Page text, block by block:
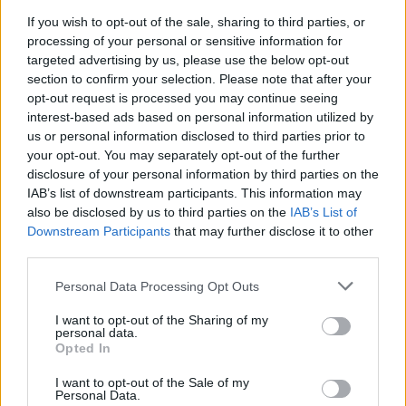
If you wish to opt-out of the sale, sharing to third parties, or
processing of your personal or sensitive information for
targeted advertising by us, please use the below opt-out
section to confirm your selection. Please note that after your
opt-out request is processed you may continue seeing
interest-based ads based on personal information utilized by
us or personal information disclosed to third parties prior to
your opt-out. You may separately opt-out of the further
disclosure of your personal information by third parties on the
IAB’s list of downstream participants. This information may
also be disclosed by us to third parties on the IAB’s List of
Downstream Participants that may further disclose it to other
Personal Data Processing Opt Outs
I want to opt-out of the Sharing of my
personal data.
Opted In
I want to opt-out of the Sale of my
Personal Data.
Ministerstvo životního prostředí aktualizovalo Národní
akční plán adaptace na změnu klimatu
7.8.2026 10:53 (ČTK)
Diskuse: 8
Ministerstvo životního
prostředí (MŽP) dokončilo
návrh aktualizace Národního
akčního plánu adaptace na
změnu klimatu pro období
2026–2030. Na opatření z Operačního fondu životního prostředí
(OPŽP) alokovalo celkem 11,2 miliardy korun. Od roku 2021 už bylo
z fondu částkou 8,6 miliard korun podpořeno 776 projektů
zaměřených na přizpůsobení se změně klimatu, prevenci rizik a
posilování odolnosti vůči klimatickým dopadům.
U Mallorky mělo moře přes rekordních 33 stupňů,
uvádí meteorologové
7.8.2026 10:45 (ČTK
Povrchová teplota moře u
Mallorky ve středu odpoledne